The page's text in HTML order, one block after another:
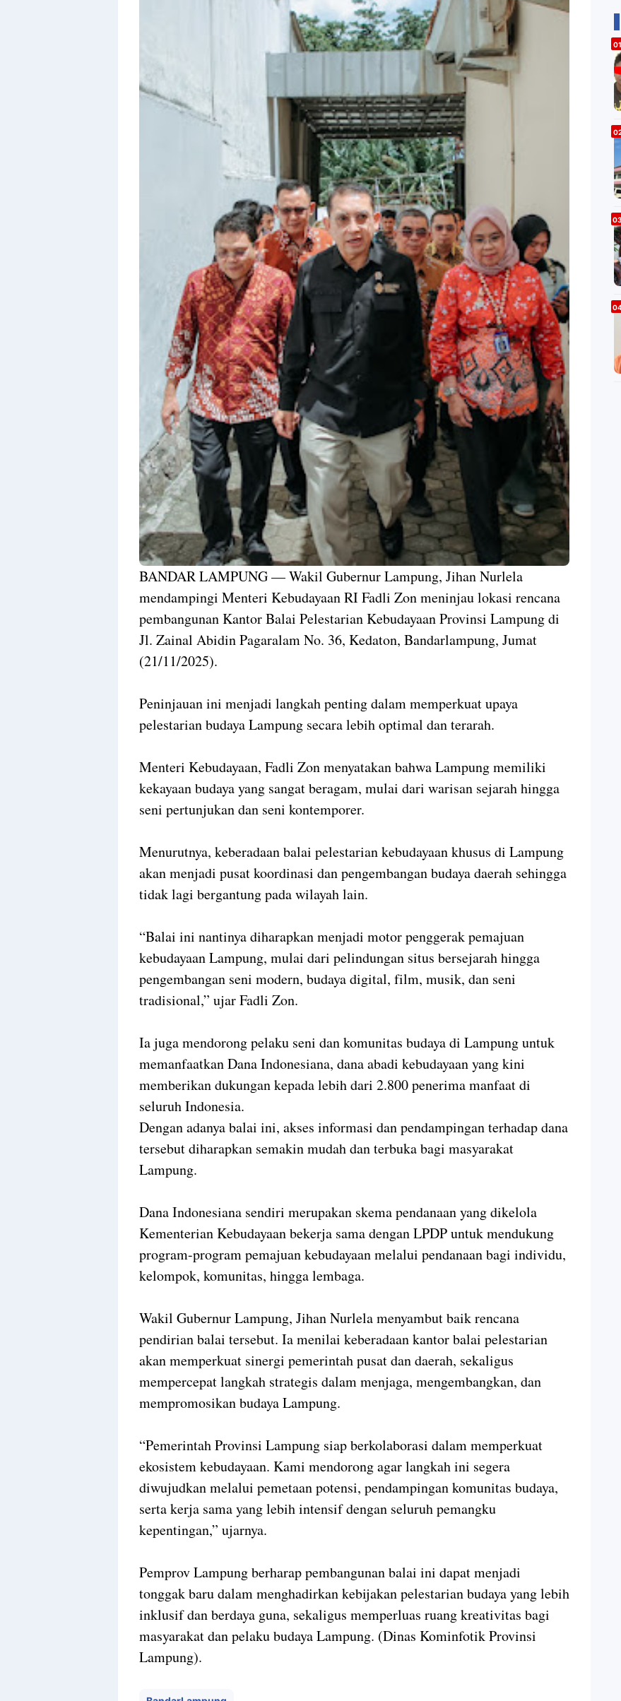
BANDAR LAMPUNG — Wakil Gubernur Lampung, Jihan Nurlela
mendampingi Menteri Kebudayaan RI Fadli Zon meninjau lokasi rencana
pembangunan Kantor Balai Pelestarian Kebudayaan Provinsi Lampung di
Jl. Zainal Abidin Pagaralam No. 36, Kedaton, Bandarlampung, Jumat
(21/11/2025).
Peninjauan ini menjadi langkah penting dalam memperkuat upaya
pelestarian budaya Lampung secara lebih optimal dan terarah.
Menteri Kebudayaan, Fadli Zon menyatakan bahwa Lampung memiliki
kekayaan budaya yang sangat beragam, mulai dari warisan sejarah hingga
seni pertunjukan dan seni kontemporer.
Menurutnya, keberadaan balai pelestarian kebudayaan khusus di Lampung
akan menjadi pusat koordinasi dan pengembangan budaya daerah sehingga
tidak lagi bergantung pada wilayah lain.
“Balai ini nantinya diharapkan menjadi motor penggerak pemajuan
kebudayaan Lampung, mulai dari pelindungan situs bersejarah hingga
pengembangan seni modern, budaya digital, film, musik, dan seni
tradisional,” ujar Fadli Zon.
Ia juga mendorong pelaku seni dan komunitas budaya di Lampung untuk
memanfaatkan Dana Indonesiana, dana abadi kebudayaan yang kini
memberikan dukungan kepada lebih dari 2.800 penerima manfaat di
seluruh Indonesia.
Dengan adanya balai ini, akses informasi dan pendampingan terhadap dana
tersebut diharapkan semakin mudah dan terbuka bagi masyarakat
Lampung.
Dana Indonesiana sendiri merupakan skema pendanaan yang dikelola
Kementerian Kebudayaan bekerja sama dengan LPDP untuk mendukung
program-program pemajuan kebudayaan melalui pendanaan bagi individu,
kelompok, komunitas, hingga lembaga.
Wakil Gubernur Lampung, Jihan Nurlela menyambut baik rencana
pendirian balai tersebut. Ia menilai keberadaan kantor balai pelestarian
akan memperkuat sinergi pemerintah pusat dan daerah, sekaligus
mempercepat langkah strategis dalam menjaga, mengembangkan, dan
mempromosikan budaya Lampung.
“Pemerintah Provinsi Lampung siap berkolaborasi dalam memperkuat
ekosistem kebudayaan. Kami mendorong agar langkah ini segera
diwujudkan melalui pemetaan potensi, pendampingan komunitas budaya,
serta kerja sama yang lebih intensif dengan seluruh pemangku
kepentingan,” ujarnya.
Pemprov Lampung berharap pembangunan balai ini dapat menjadi
tonggak baru dalam menghadirkan kebijakan pelestarian budaya yang lebih
inklusif dan berdaya guna, sekaligus memperluas ruang kreativitas bagi
masyarakat dan pelaku budaya Lampung. (Dinas Kominfotik Provinsi
Lampung).